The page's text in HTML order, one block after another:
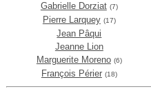
Gabrielle Dorziat (7)
Pierre Larquey (17)
Jean Pâqui
Jeanne Lion
Marguerite Moreno (6)
François Périer (18)